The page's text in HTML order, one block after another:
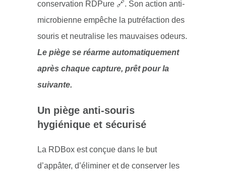
conservation RDPure 🔗. Son action anti-
microbienne empêche la putréfaction des
souris et neutralise les mauvaises odeurs.
Le piège se réarme automatiquement
après chaque capture, prêt pour la
suivante.
Un piège anti-souris
hygiénique et sécurisé
La RDBox est conçue dans le but
d’appâter, d’éliminer et de conserver les